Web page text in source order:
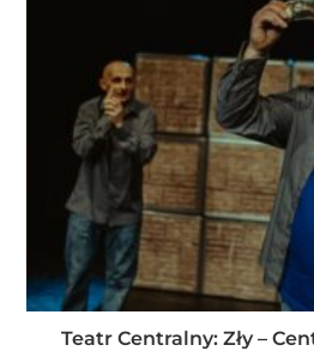
Teatr Centralny: Zły –